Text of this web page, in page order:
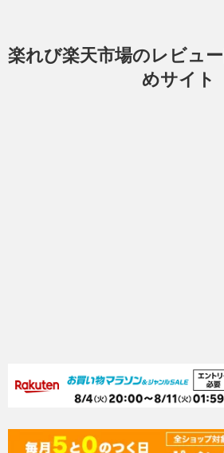
楽れび楽天市場のレビュ
めサイト